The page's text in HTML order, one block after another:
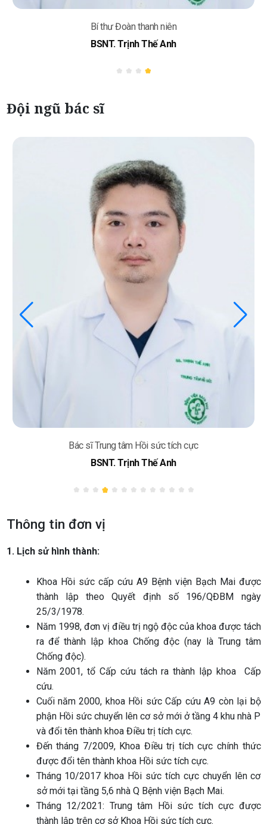
Bí thư Đoàn thanh niên
BSNT. Trịnh Thế Anh
Đội ngũ bác sĩ
Bác sĩ Trung tâm Hồi sức tích cực
BSNT. Trịnh Thế Anh
Thông tin đơn vị
1. Lịch sử hình thành:
Khoa Hồi sức cấp cứu A9 Bệnh viện Bạch Mai được
thành lập theo Quyết định số 196/QĐBM ngày
25/3/1978.
Năm 1998, đơn vị điều trị ngộ độc của khoa được tách
ra để thành lập khoa Chống độc (nay là Trung tâm
Chống độc).
Năm 2001, tổ Cấp cứu tách ra thành lập khoa
Cấp
cứu.
Cuối năm 2000, khoa Hồi sức Cấp cứu A9 còn lại bộ
phận Hồi sức chuyển lên cơ sở mới ở tầng 4 khu nhà P
và đổi tên thành khoa Điều trị tích cực.
Đến tháng 7/2009, Khoa Điều trị tích cực chính thức
được đổi tên thành khoa Hồi sức tích cực.
Tháng 10/2017 khoa Hồi sức tích cực chuyển lên cơ
sở mới tại tầng 5,6 nhà Q Bệnh viện Bạch Mai.
Tháng 12/2021: Trung tâm Hồi sức tích cực được
thành lập trên cơ sở Khoa Hồi sức tích cực.